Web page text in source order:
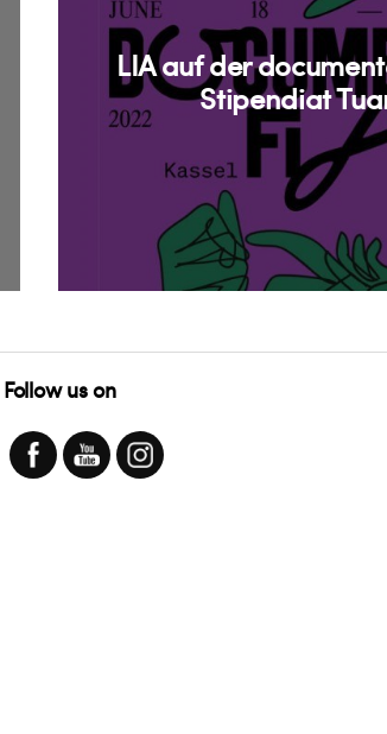
LIA auf der
Stipendiat
Follow us on